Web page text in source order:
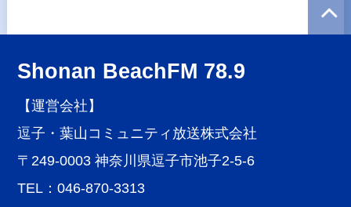
Shonan BeachFM 78.9
【運営会社】
逗子・葉山コミュニティ放送株式会社
〒249-0003 神奈川県逗子市池子2-5-6
TEL：046-870-3313